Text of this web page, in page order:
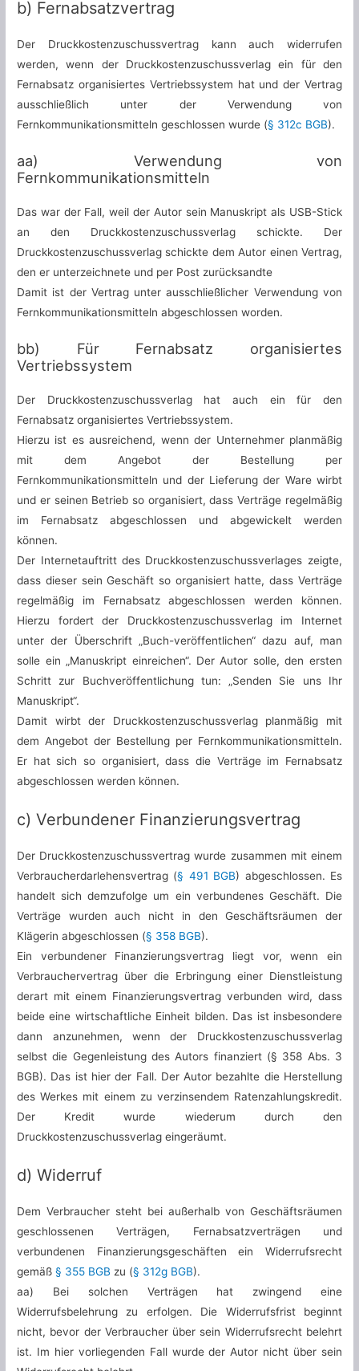
b) Fernabsatzvertrag
Der Druckkostenzuschussvertrag kann auch widerrufen
werden, wenn der Druckkostenzuschussverlag ein für den
Fernabsatz organisiertes Vertriebssystem hat und der Vertrag
ausschließlich unter der Verwendung von
Fernkommunikationsmitteln geschlossen wurde (§ 312c BGB).
aa) Verwendung von
Fernkommunikationsmitteln
Das war der Fall, weil der Autor sein Manuskript als USB-Stick
an den Druckkostenzuschussverlag schickte. Der
Druckkostenzuschussverlag schickte dem Autor einen Vertrag,
den er unterzeichnete und per Post zurücksandte
Damit ist der Vertrag unter ausschließlicher Verwendung von
Fernkommunikationsmitteln abgeschlossen worden.
bb) Für Fernabsatz organisiertes
Vertriebssystem
Der Druckkostenzuschussverlag hat auch ein für den
Fernabsatz organisiertes Vertriebssystem.
Hierzu ist es ausreichend, wenn der Unternehmer planmäßig
mit dem Angebot der Bestellung per
Fernkommunikationsmitteln und der Lieferung der Ware wirbt
und er seinen Betrieb so organisiert, dass Verträge regelmäßig
im Fernabsatz abgeschlossen und abgewickelt werden
können.
Der Internetauftritt des Druckkostenzuschussverlages zeigte,
dass dieser sein Geschäft so organisiert hatte, dass Verträge
regelmäßig im Fernabsatz abgeschlossen werden können.
Hierzu fordert der Druckkostenzuschussverlag im Internet
unter der Überschrift „Buch-veröffentlichen“ dazu auf, man
solle ein „Manuskript einreichen“. Der Autor solle, den ersten
Schritt zur Buchveröffentlichung tun: „Senden Sie uns Ihr
Manuskript“.
Damit wirbt der Druckkostenzuschussverlag planmäßig mit
dem Angebot der Bestellung per Fernkommunikationsmitteln.
Er hat sich so organisiert, dass die Verträge im Fernabsatz
abgeschlossen werden können.
c) Verbundener Finanzierungsvertrag
Der Druckkostenzuschussvertrag wurde zusammen mit einem
Verbraucherdarlehensvertrag (§ 491 BGB) abgeschlossen. Es
handelt sich demzufolge um ein verbundenes Geschäft. Die
Verträge wurden auch nicht in den Geschäftsräumen der
Klägerin abgeschlossen (§ 358 BGB).
Ein verbundener Finanzierungsvertrag liegt vor, wenn ein
Verbrauchervertrag über die Erbringung einer Dienstleistung
derart mit einem Finanzierungsvertrag verbunden wird, dass
beide eine wirtschaftliche Einheit bilden. Das ist insbesondere
dann anzunehmen, wenn der Druckkostenzuschussverlag
selbst die Gegenleistung des Autors finanziert (§ 358 Abs. 3
BGB). Das ist hier der Fall. Der Autor bezahlte die Herstellung
des Werkes mit einem zu verzinsendem Ratenzahlungskredit.
Der Kredit wurde wiederum durch den
Druckkostenzuschussverlag eingeräumt.
d) Widerruf
Dem Verbraucher steht bei außerhalb von Geschäftsräumen
geschlossenen Verträgen, Fernabsatzverträgen und
verbundenen Finanzierungsgeschäften ein Widerrufsrecht
gemäß§ 355 BGB zu (§ 312g BGB).
aa) Bei solchen Verträgen hat zwingend eine
Widerrufsbelehrung zu erfolgen. Die Widerrufsfrist beginnt
nicht, bevor der Verbraucher über sein Widerrufsrecht belehrt
ist. Im hier vorliegenden Fall wurde der Autor nicht über sein